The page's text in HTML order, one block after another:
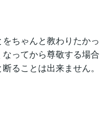
ちゃんと教わりたかっ
ってから尊敬する場合
ることは出来ません。